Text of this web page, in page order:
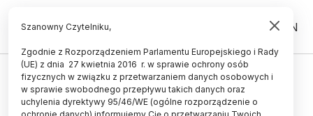
PL EN
Grupa EkoLogiczna z Siedlec:
chronić ptasie siedliska
Szanowny Czytelniku,
Zgodnie z Rozporządzeniem Parlamentu Europejskiego i Rady
(UE) z dnia 27 kwietnia 2016 r. w sprawie ochrony osób
fizycznych w związku z przetwarzaniem danych osobowych i
w sprawie swobodnego przepływu takich danych oraz
uchylenia dyrektywy 95/46/WE (ogólne rozporządzenie o